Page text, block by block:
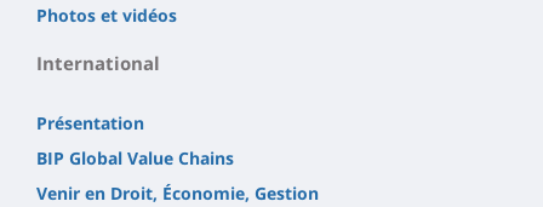
Photos et vidéos
International
Présentation
BIP Global Value Chains
Venir en Droit, Économie, Gestion